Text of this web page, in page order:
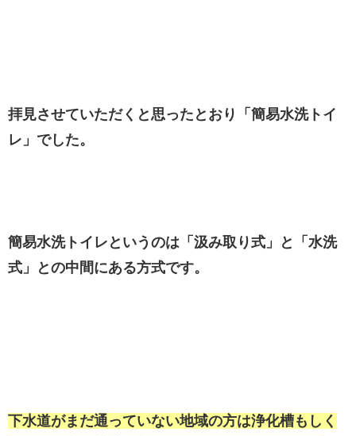
拝見させていただくと思ったとおり「簡易水洗トイ
レ」でした。
簡易水洗トイレというのは「汲み取り式」と「水洗
式」との中間にある方式です。
下水道がまだ通っていない地域の方は浄化槽もしく